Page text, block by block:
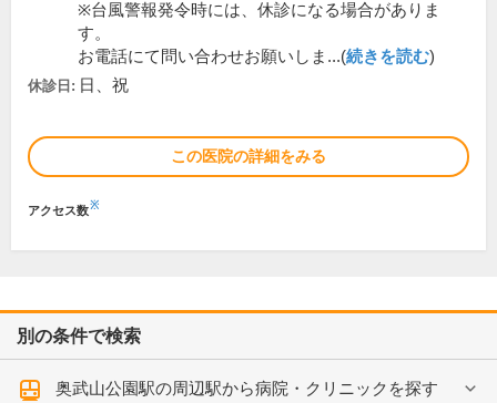
※台風警報発令時には、休診になる場合がありま
す。
お電話にて問い合わせお願いしま...(続きを読む)
休診日: 日、祝
この医院の詳細をみる
アクセス数※
別の条件で検索
奥武山公園駅の周辺駅から病院・クリニックを探す